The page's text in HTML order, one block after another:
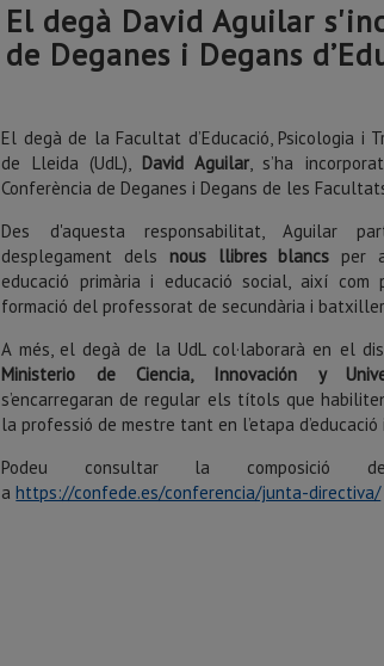
El degà David Aguilar
de Deganes i Degans
El degà de la Facultat d’Educació, Psicologia i
de Lleida (UdL), David Aguilar, s’ha
Conferència de Deganes i Degans de les
Des d'aquesta responsabilitat, Aguilar
desplegament dels nous llibres blancs per
educació primària i educació social, així
formació del professorat de secundària i
A més, el degà de la UdL col·laborarà en el
Ministerio de Ciencia, Innovación y
s’encarregaran de regular els títols que
la professió de mestre tant en l’etapa
Podeu consultar la composició
ahttps://confede.es/conferencia/junta-directiva/